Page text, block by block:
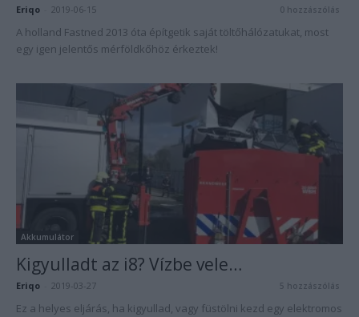
Eriqo 2019-06-15 0 hozzászólás
A holland Fastned 2013 óta építgetik saját töltőhálózatukat, most
egy igen jelentős mérföldkőhöz érkeztek!
Akkumulátor
Kigyulladt az i8? Vízbe vele…
Eriqo 2019-03-27 5 hozzászólás
Ez a helyes eljárás, ha kigyullad, vagy füstölni kezd egy elektromos